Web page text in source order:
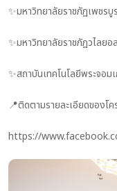
✨มหาวิทยาลัยราชภัฏเพชร
✨มหาวิทยาลัยราชภัฏวไลย
✨สถาบันเทคโนโลยีพระจอม
📍ติดตามรายละเอียดของโค
https://